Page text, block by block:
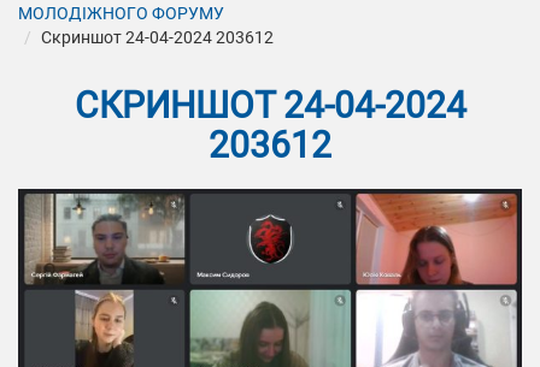
МОЛОДІЖНОГО ФОРУМУ
Скриншот 24-04-2024 203612
СКРИНШОТ 24-04-2024
203612